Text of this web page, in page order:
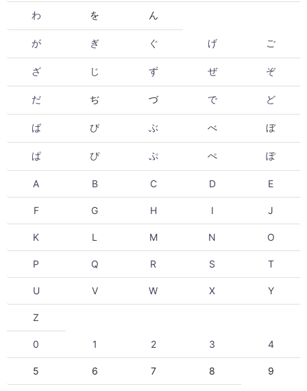
わ を ん
が ぎ ぐ げ ご
ざ じ ず ぜ ぞ
だ ぢ づ で ど
ば び ぶ べ ぼ
ぱ ぴ ぷ ぺ ぽ
A B C D E
F G H I J
K L M N O
P Q R S T
U V W X Y
Z
0 1 2 3 4
5 6 7 8 9